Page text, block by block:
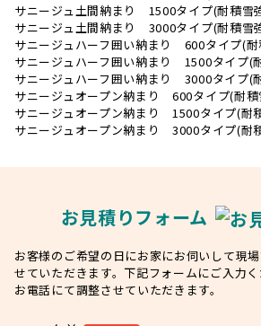
サニージュ土間納まり 1500タイプ(耐積雪
サニージュ土間納まり 3000タイプ(耐積雪
サニージュハーフ囲い納まり 600タイプ(
サニージュハーフ囲い納まり 1500タイプ(
サニージュハーフ囲い納まり 3000タイプ(
サニージュオープン納まり 600タイプ(耐
サニージュオープン納まり 1500タイプ(耐
サニージュオープン納まり 3000タイプ(耐
お見積りフォーム
お客様のご希望の日にお家にお伺いして現
せていただきます。下記フォームにご入力く
お電話にて調整させていただきます。